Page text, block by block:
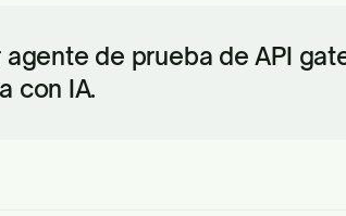
agente de prueba de API
con IA.